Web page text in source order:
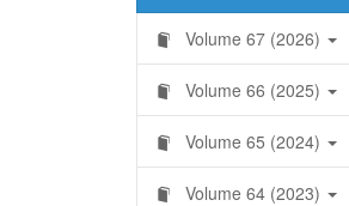
Volume 67 (2026)
Volume 66 (2025)
Volume 65 (2024)
Volume 64 (2023)